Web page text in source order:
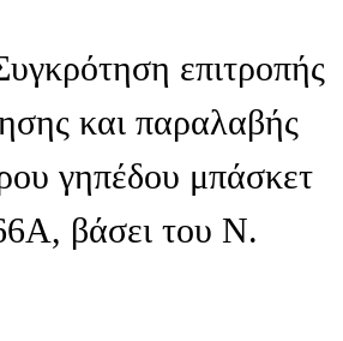
επιτροπής
και παραλαβής
γηπέδου μπάσκετ
βάσει του Ν.